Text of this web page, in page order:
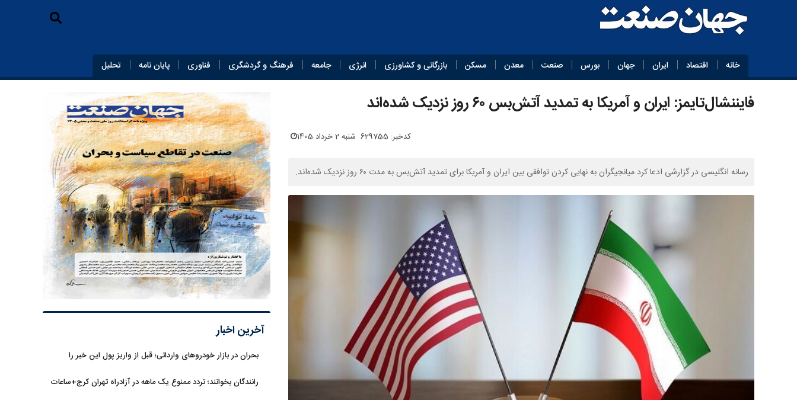
خانه اقتصاد ایران جهان بورس صنعت معدن مسکن بازرگانی و کشاورزی انرژی جامعه فرهنگ و گردشگری فناوری پایان‌ نامه تحلیل
فایننشال‌تایمز: ایران و آمریکا به تمدید آتش‌بس ۶۰ روز نزدیک شده‌اند
کدخبر: 629755 شنبه 2 خرداد 1405
رسانه انگلیسی در گزارشی ادعا کرد میانجیگران به نهایی کردن توافقی بین ایران و آمریکا برای تمدید آتش‌بس به مدت ۶۰ روز نزدیک شده‌اند.
آخرین اخبار
بحران در بازار خودروهای وارداتی؛ قبل از واریز پول این خبر را
رانندگان بخوانند؛ تردد ممنوع یک ماهه در آزادراه تهران کرج+ساعات